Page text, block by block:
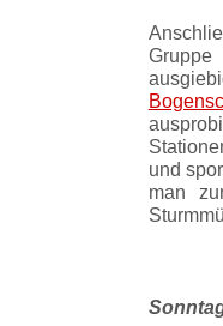
Gruppe
und
man